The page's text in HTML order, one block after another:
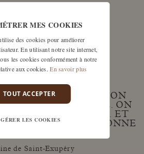
rose- CHF 410.–
découvrir
AIMÉ LE DÉSERT. ON
UNE DUNE DE SABLE. ON
ON N’ENTEND RIEN. ET
CHOSE RAYONNE
de Saint-Exupéry
MES COOKIES
des cookies pour améliorer
En utilisant notre site internet,
les cookies conformément à notre
aux cookies. En savoir plus
TOUT ACCEPTER
GÉRER LES COOKIES